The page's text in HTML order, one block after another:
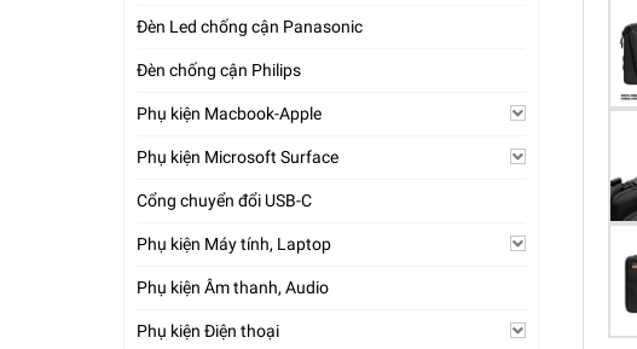
Đèn Led chống cận Panasonic
Đèn chống cận Philips
Phụ kiện Macbook-Apple
Phụ kiện Microsoft Surface
Cổng chuyển đổi USB-C
Phụ kiện Máy tính, Laptop
Phụ kiện Âm thanh, Audio
Phụ kiện Điện thoại